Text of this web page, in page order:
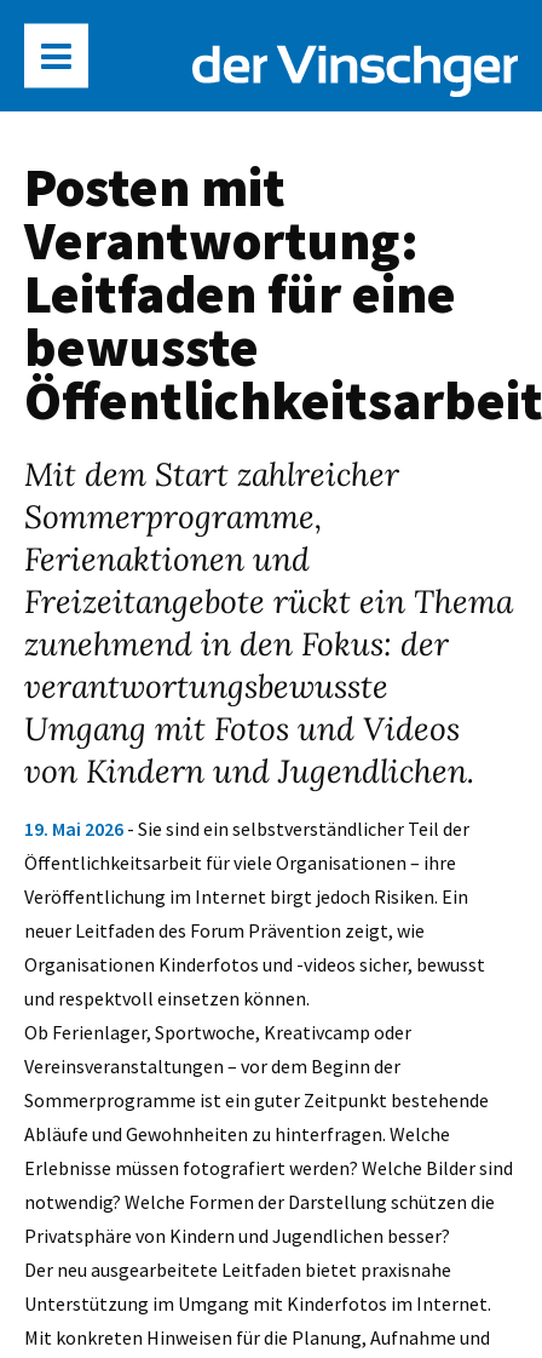
Posten mit
Verantwortung:
Leitfaden für eine
bewusste
Mit dem Start zahlreicher
Sommerprogramme,
Ferienaktionen und
Freizeitangebote rückt ein Thema
zunehmend in den Fokus: der
verantwortungsbewusste
Umgang mit Fotos und Videos
von Kindern und Jugendlichen.
19. Mai 2026 - Sie sind ein selbstverständlicher Teil der
Öffentlichkeitsarbeit für viele Organisationen – ihre
Veröffentlichung im Internet birgt jedoch Risiken. Ein
neuer Leitfaden des Forum Prävention zeigt, wie
Organisationen Kinderfotos und -videos sicher, bewusst
und respektvoll einsetzen können.
Ob Ferienlager, Sportwoche, Kreativcamp oder
Vereinsveranstaltungen – vor dem Beginn der
Sommerprogramme ist ein guter Zeitpunkt bestehende
Abläufe und Gewohnheiten zu hinterfragen. Welche
Erlebnisse müssen fotografiert werden? Welche Bilder sind
notwendig? Welche Formen der Darstellung schützen die
Privatsphäre von Kindern und Jugendlichen besser?
Der neu ausgearbeitete Leitfaden bietet praxisnahe
Unterstützung im Umgang mit Kinderfotos im Internet.
Mit konkreten Hinweisen für die Planung, Aufnahme und